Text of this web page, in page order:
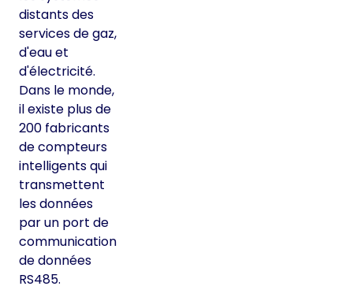
distants des
services de gaz,
d'eau et
d'électricité.
Dans le monde,
il existe plus de
200 fabricants
de compteurs
intelligents qui
transmettent
les données
par un port de
communication
de données
RS485.